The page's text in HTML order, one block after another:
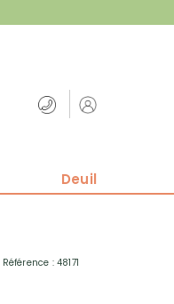
Deuil
Référence : 48171